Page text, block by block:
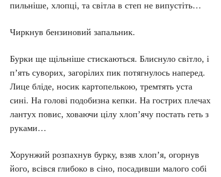
пильніше, хлопці, та світла в степ не випустіть…
Чиркнув бензиновий запальник.
Бурки ще щільніше стискаються. Блиснуло світло, і
п’ять суворих, загорілих пик потягнулось наперед.
Лице бліде, носик картопелькою, тремтять уста
сині. На голові подобизна кепки. На гострих плечах
лантух повис, ховаючи цілу хлоп’ячу постать геть з
руками…
Хорунжий розпахнув бурку, взяв хлоп’я, огорнув
його, всівся глибоко в сіно, посадивши малого собі